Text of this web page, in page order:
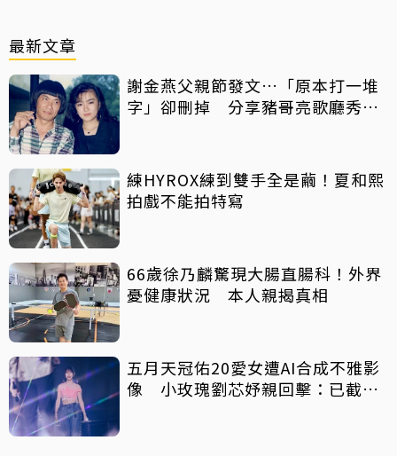
最新文章
謝金燕父親節發文…「原本打一堆
字」卻刪掉 分享豬哥亮歌廳秀歌
練HYROX練到雙手全是繭！夏和熙
拍戲不能拍特寫
66歲徐乃麟驚現大腸直腸科！外界
憂健康狀況 本人親揭真相
五月天冠佑20愛女遭AI合成不雅影
像 小玫瑰劉芯妤親回擊：已截圖